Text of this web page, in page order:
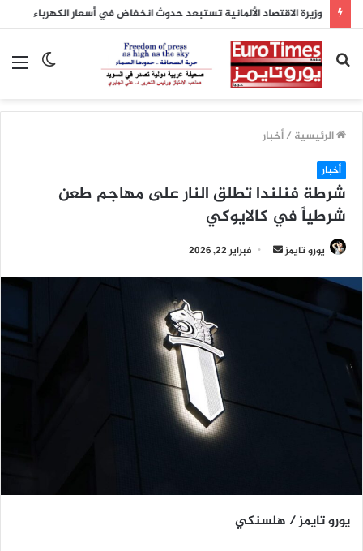
وزيرة الاقتصاد الألمانية تستبعد حدوث انخفاض في أسعار الكهرباء
الوضع
بحث
عن
الرئيسية /أخبار
أخبار
شرطة فنلندا تطلق النار على مهاجم طعن
شرطياً في كالايوكي
يورو تايمز
أرسل
إلكترونيا
فبراير 22, 2026
يورو تايمز / هلسنكي